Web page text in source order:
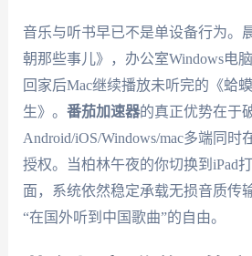
音乐与听书早已不是单设备行为。
朝那些事儿》，办公室Windows电
回家后Mac继续播放未听完的《蛤
生》。 番茄加速器的真正优势在于
Android/iOS/Windows/mac多端同
授权。当柏林午夜的你切换到iPad
面，系统依然稳定承载无损音质
“在国外听到中国歌曲”的自由。